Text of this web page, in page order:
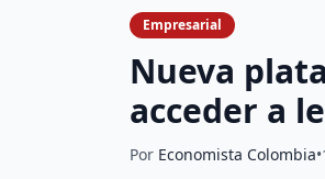
Empresarial
Nueva
acceder a
Por Economista Colombia•